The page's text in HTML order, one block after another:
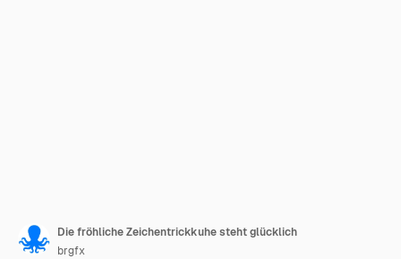
Die fröhliche Zeichentrickkuhe steht glücklich
brgfx